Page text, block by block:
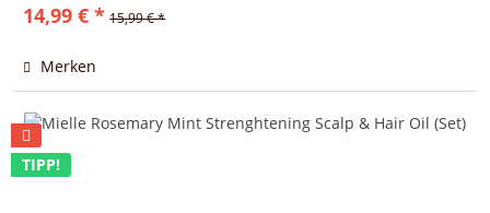
14,99 € * 15,99 € *
Merken
TIPP!